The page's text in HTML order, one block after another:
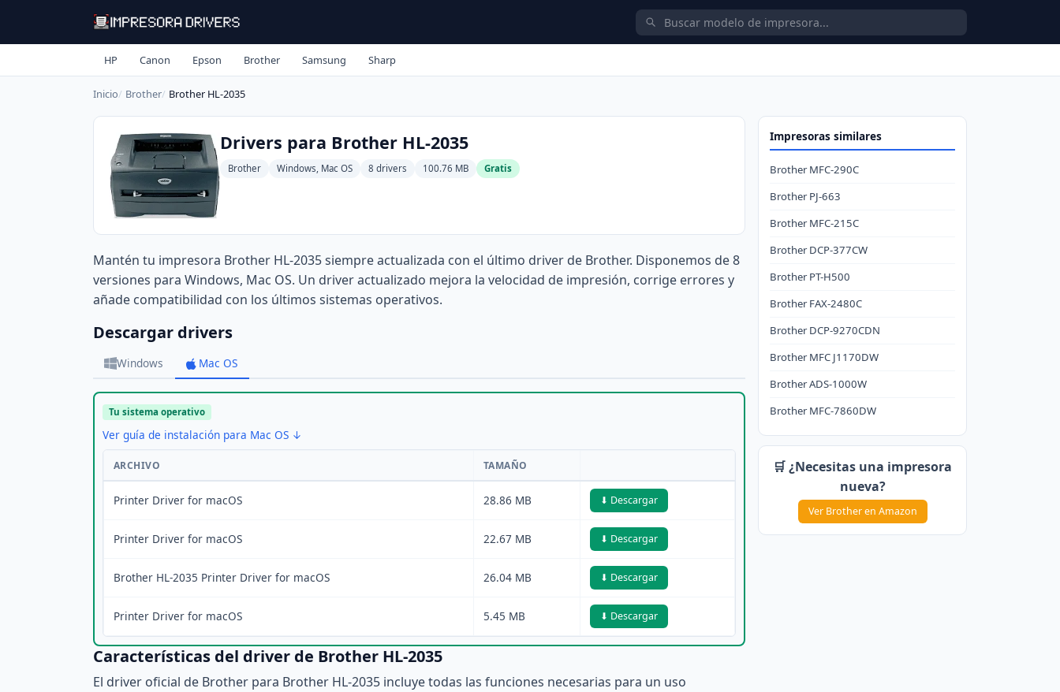
HP Canon Epson Brother Samsung Sharp
Inicio Brother Brother HL-2035
Drivers para Brother HL-2035
Brother Windows, Mac OS 8 drivers 100.76 MB Gratis
Mantén tu impresora Brother HL-2035 siempre actualizada con el último driver de Brother. Disponemos de 8
versiones para Windows, Mac OS. Un driver actualizado mejora la velocidad de impresión, corrige errores y
añade compatibilidad con los últimos sistemas operativos.
Descargar drivers
Windows Mac OS
Tu sistema operativo
Ver guía de instalación para Mac OS ↓
ARCHIVO TAMAÑO
Printer Driver for macOS 28.86 MB ⬇ Descargar
Printer Driver for macOS 22.67 MB ⬇ Descargar
Brother HL-2035 Printer Driver for macOS 26.04 MB ⬇ Descargar
Printer Driver for macOS 5.45 MB ⬇ Descargar
Características del driver de Brother HL-2035
El driver oficial de Brother para Brother HL-2035 incluye todas las funciones necesarias para un uso
Impresoras similares
Brother MFC-290C
Brother PJ-663
Brother MFC-215C
Brother DCP-377CW
Brother PT-H500
Brother FAX-2480C
Brother DCP-9270CDN
Brother MFC J1170DW
Brother ADS-1000W
Brother MFC-7860DW
🛒 ¿Necesitas una impresora
nueva?
Ver Brother en Amazon